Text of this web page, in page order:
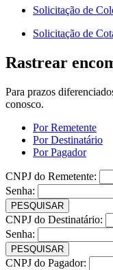
Solicitação de
Solicitação de
Rastrear
Para prazos
conosco.
Por Remetente
Por Destinatário
Por Pagador
CNPJ do Remetente:
Senha:
PESQUISAR
CNPJ do Destinatário:
Senha:
PESQUISAR
CNPJ do Pagador: